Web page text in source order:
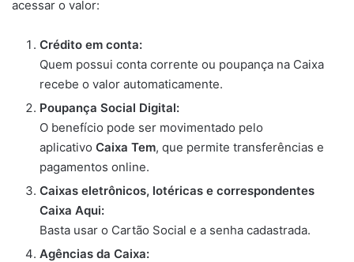
acessar o valor:
Crédito em conta:
Quem possui conta corrente ou poupança na Caixa
recebe o valor automaticamente.
Poupança Social Digital:
O benefício pode ser movimentado pelo
aplicativo Caixa Tem, que permite transferências e
pagamentos online.
Caixas eletrônicos, lotéricas e correspondentes
Caixa Aqui:
Basta usar o Cartão Social e a senha cadastrada.
Agências da Caixa: